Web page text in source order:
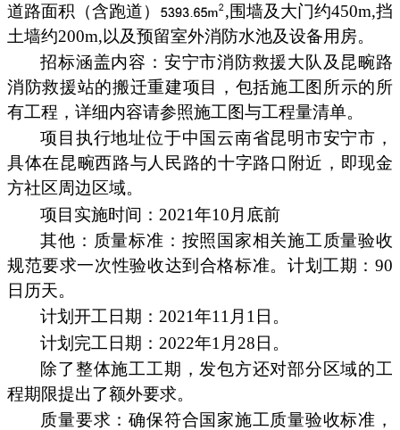
道路面积（含跑道）
,围墙及大门约450m,挡
土墙约200m,以及预留室外消防水池及设备用房。
招标涵盖内容：安宁市消防救援大队及昆畹路
消防救援站的搬迁重建项目，包括施工图所示的所
有工程，详细内容请参照施工图与工程量清单。
项目执行地址位于中国云南省昆明市安宁市，
具体在昆畹西路与人民路的十字路口附近，即现金
方社区周边区域。
项目实施时间：2021年10月底前
其他：质量标准：按照国家相关施工质量验收
规范要求一次性验收达到合格标准。计划工期：90
日历天。
计划开工日期：2021年11月1日。
计划完工日期：2022年1月28日。
除了整体施工工期，发包方还对部分区域的工
程期限提出了额外要求。
质量要求：确保符合国家施工质量验收标准，